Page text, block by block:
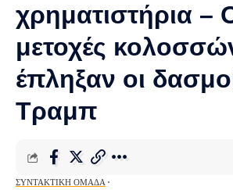
χρηματιστήρια –
μετοχές
έπληξαν οι
Τραμπ
ΣΥΝΤΑΚΤΙΚΉ ΟΜΆΔΑ